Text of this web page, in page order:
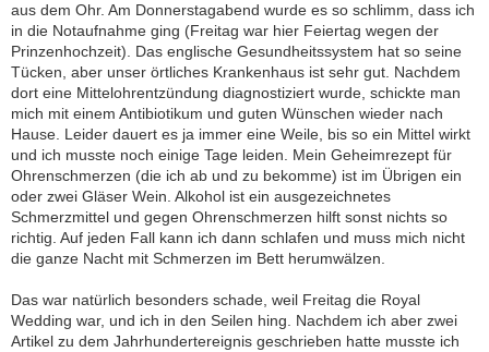
aus dem Ohr. Am Donnerstagabend wurde es so schlimm, dass ich
in die Notaufnahme ging (Freitag war hier Feiertag wegen der
Prinzenhochzeit). Das englische Gesundheitssystem hat so seine
Tücken, aber unser örtliches Krankenhaus ist sehr gut. Nachdem
dort eine Mittelohrentzündung diagnostiziert wurde, schickte man
mich mit einem Antibiotikum und guten Wünschen wieder nach
Hause. Leider dauert es ja immer eine Weile, bis so ein Mittel wirkt
und ich musste noch einige Tage leiden. Mein Geheimrezept für
Ohrenschmerzen (die ich ab und zu bekomme) ist im Übrigen ein
oder zwei Gläser Wein. Alkohol ist ein ausgezeichnetes
Schmerzmittel und gegen Ohrenschmerzen hilft sonst nichts so
richtig. Auf jeden Fall kann ich dann schlafen und muss mich nicht
die ganze Nacht mit Schmerzen im Bett herumwälzen.
Das war natürlich besonders schade, weil Freitag die Royal
Wedding war, und ich in den Seilen hing. Nachdem ich aber zwei
Artikel zu dem Jahrhundertereignis geschrieben hatte musste ich